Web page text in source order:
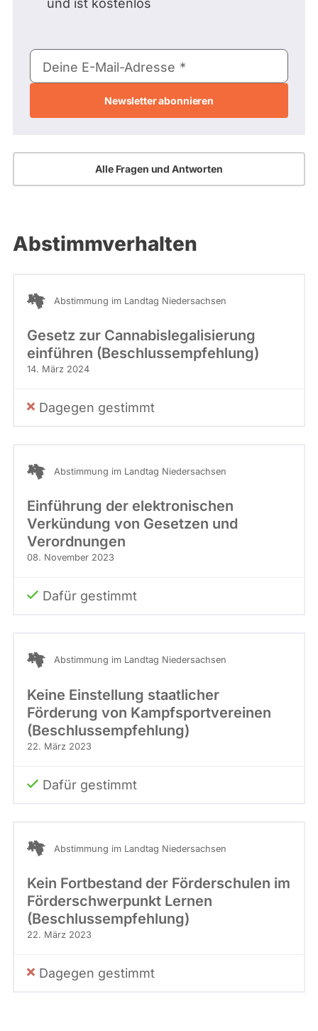
und ist kostenlos
E-
Mail-
Deine E-Mail-Adresse
Alle Fragen und Antworten
Abstimmverhalten
Abstimmung im Landtag Niedersachsen
Gesetz zur Cannabislegalisierung
einführen (Beschlussempfehlung)
14. März 2024
Dagegen gestimmt
Abstimmung im Landtag Niedersachsen
Einführung der elektronischen
Verkündung von Gesetzen und
Verordnungen
08. November 2023
Dafür gestimmt
Abstimmung im Landtag Niedersachsen
Keine Einstellung staatlicher
Förderung von Kampfsportvereinen
(Beschlussempfehlung)
22. März 2023
Dafür gestimmt
Abstimmung im Landtag Niedersachsen
Kein Fortbestand der Förderschulen im
Förderschwerpunkt Lernen
(Beschlussempfehlung)
22. März 2023
Dagegen gestimmt